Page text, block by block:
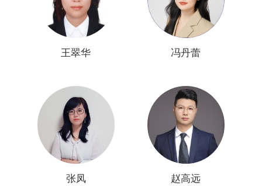
王翠华 冯丹蕾
张凤 赵高远